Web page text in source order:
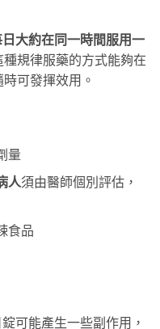
大約在同一時間服用一
規律服藥的方式能夠在
可發揮效用。
量
人須由醫師個別評估，
食品
可能產生一些副作用，